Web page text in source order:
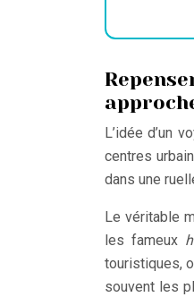
L’idée d’un
centres
dans une
Le véritable
les fameux
touristiques,
souvent les